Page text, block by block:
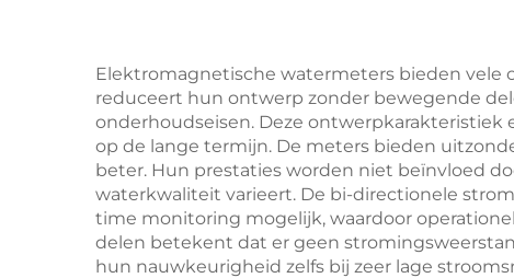
Elektromagnetische watermeters bieden vele
reduceert hun ontwerp zonder bewegende
onderhoudseisen. Deze
op de lange termijn. De meters bieden
beter. Hun prestaties worden niet beïnvloed
waterkwaliteit varieert. De bi-directionele
time monitoring mogelijk, waardoor
delen betekent dat er geen
hun nauwkeurigheid zelfs bij zeer lage